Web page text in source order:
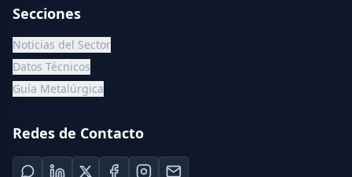
Secciones
Noticias del Sector
Datos Técnicos
Guía Metalúrgica
Redes de Contacto